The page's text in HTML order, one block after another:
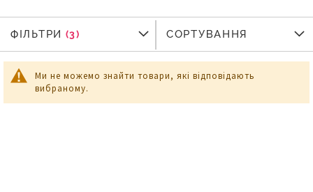
Ми не можемо знайти товари, які відповідають
вибраному.
ФІЛЬТРИ
ФІЛЬТРИ СОРТУВАННЯ